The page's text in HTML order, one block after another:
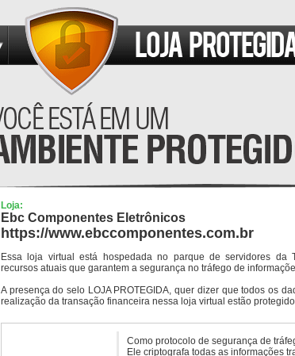
Loja:
Ebc Componentes Eletrônicos
https://www.ebccomponentes.com.br
Essa loja virtual está hospedada no parque de servidores da
recursos atuais que garantem a segurança no tráfego de
A presença do selo LOJA PROTEGIDA, quer dizer que todos os
realização da transação financeira nessa loja virtual estão
Como protocolo de segurança de
Ele criptografa todas as informações